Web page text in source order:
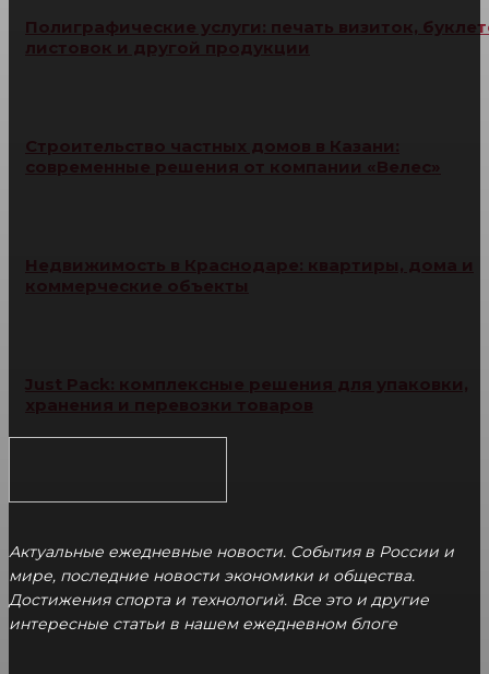
Полиграфические услуги: печать визиток,
листовок и другой продукции
Строительство частных домов в Казани:
современные решения от компании «Велес»
Недвижимость в Краснодаре: квартиры, дома и
коммерческие объекты
Just Pack: комплексные решения для упаковки,
хранения и перевозки товаров
Актуальные ежедневные новости. События в России и
мире, последние новости экономики и общества.
Достижения спорта и технологий. Все это и другие
интересные статьи в нашем ежедневном блоге